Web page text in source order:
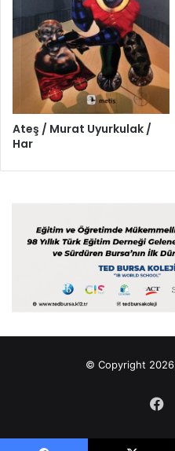
Ateş / Murat Uyurkulak /
Har
© Copyright